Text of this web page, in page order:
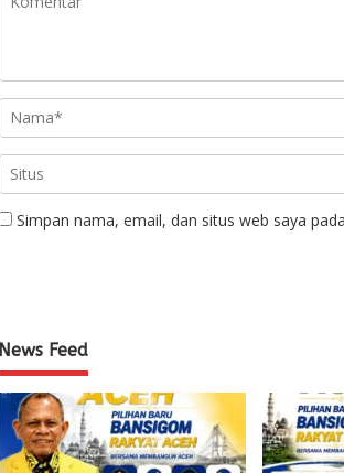
Simpan nama, email, dan situs web saya
News Feed